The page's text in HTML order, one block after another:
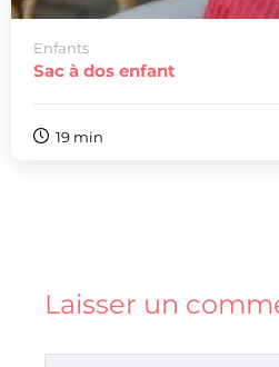
Enfants
Sac à dos enfant
19 min
Laisser un